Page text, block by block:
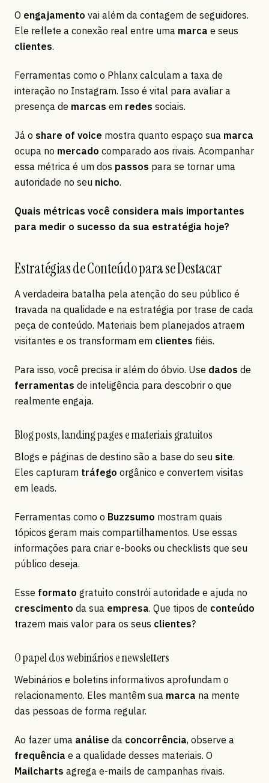
O engajamento vai além da contagem de seguidores.
Ele reflete a conexão real entre uma marca e seus
clientes.
Ferramentas como o Phlanx calculam a taxa de
interação no Instagram. Isso é vital para avaliar a
presença de marcas em redes sociais.
Já o share of voice mostra quanto espaço sua marca
ocupa no mercado comparado aos rivais. Acompanhar
essa métrica é um dos passos para se tornar uma
autoridade no seu nicho.
Quais métricas você considera mais importantes
para medir o sucesso da sua estratégia hoje?
Estratégias de Conteúdo para se Destacar
A verdadeira batalha pela atenção do seu público é
travada na qualidade e na estratégia por trase de cada
peça de conteúdo. Materiais bem planejados atraem
visitantes e os transformam em clientes fiéis.
Para isso, você precisa ir além do óbvio. Use dados de
ferramentas de inteligência para descobrir o que
realmente engaja.
Blog posts, landing pages e materiais gratuitos
Blogs e páginas de destino são a base do seu site.
Eles capturam tráfego orgânico e convertem visitas
em leads.
Ferramentas como o Buzzsumo mostram quais
tópicos geram mais compartilhamentos. Use essas
informações para criar e-books ou checklists que seu
público deseja.
Esse formato gratuito constrói autoridade e ajuda no
crescimento da sua empresa. Que tipos de conteúdo
trazem mais valor para os seus clientes?
O papel dos webinários e newsletters
Webinários e boletins informativos aprofundam o
relacionamento. Eles mantêm sua marca na mente
das pessoas de forma regular.
Ao fazer uma análise da concorrência, observe a
frequência e a qualidade desses materiais. O
Mailcharts agrega e-mails de campanhas rivais.